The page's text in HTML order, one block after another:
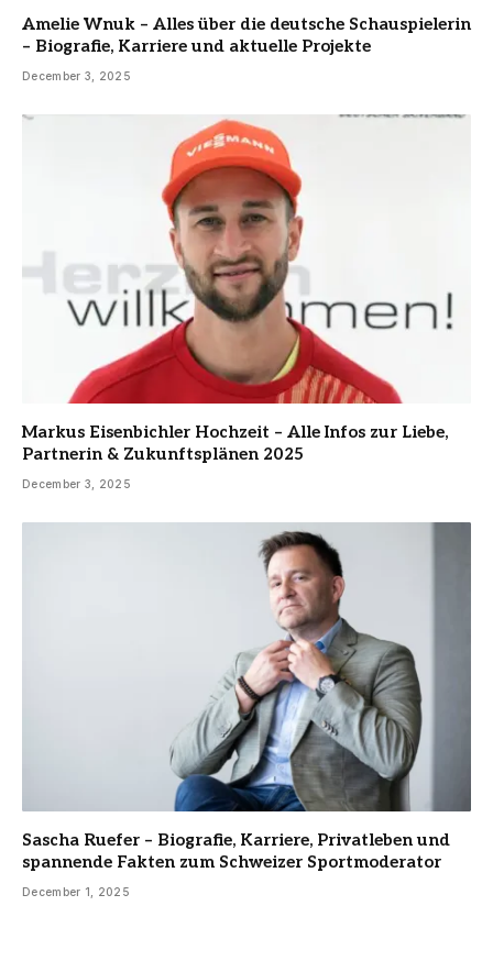
Amelie Wnuk – Alles über die deutsche Schauspielerin
– Biografie, Karriere und aktuelle Projekte
December 3, 2025
Markus Eisenbichler Hochzeit – Alle Infos zur Liebe,
Partnerin & Zukunftsplänen 2025
December 3, 2025
Sascha Ruefer – Biografie, Karriere, Privatleben und
spannende Fakten zum Schweizer Sportmoderator
December 1, 2025